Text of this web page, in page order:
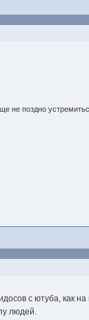
не поздно
с ютуба, как
людей.